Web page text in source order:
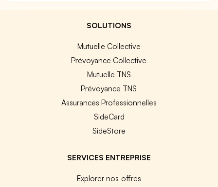
SOLUTIONS
Mutuelle Collective
Prévoyance Collective
Mutuelle TNS
Prévoyance TNS
Assurances Professionnelles
SideCard
SideStore
SERVICES ENTREPRISE
Explorer nos offres